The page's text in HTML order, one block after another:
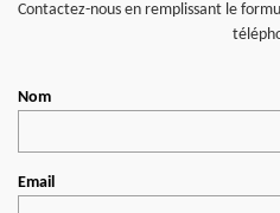
Contactez-nous en remplissant le
Nom
Email